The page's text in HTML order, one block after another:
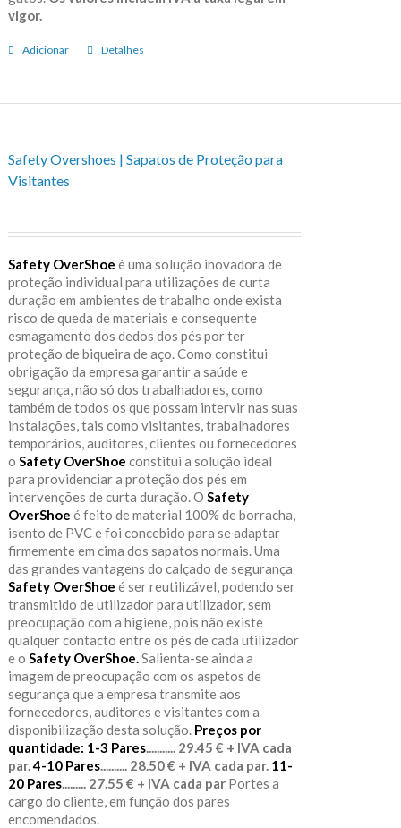
vigor.
Adicionar Detalhes
Safety Overshoes | Sapatos de Proteção para
Visitantes
Safety OverShoe é uma solução inovadora de
proteção individual para utilizações de curta
duração em ambientes de trabalho onde exista
risco de queda de materiais e consequente
esmagamento dos dedos dos pés por ter
proteção de biqueira de aço. Como constitui
obrigação da empresa garantir a saúde e
segurança, não só dos trabalhadores, como
também de todos os que possam intervir nas suas
instalações, tais como visitantes, trabalhadores
temporários, auditores, clientes ou fornecedores
o Safety OverShoe constitui a solução ideal
para providenciar a proteção dos pés em
intervenções de curta duração. O Safety
OverShoe é feito de material 100% de borracha,
isento de PVC e foi concebido para se adaptar
firmemente em cima dos sapatos normais. Uma
das grandes vantagens do calçado de segurança
Safety OverShoe é ser reutilizável, podendo ser
transmitido de utilizador para utilizador, sem
preocupação com a higiene, pois não existe
qualquer contacto entre os pés de cada utilizador
e o Safety OverShoe. Salienta-se ainda a
imagem de preocupação com os aspetos de
segurança que a empresa transmite aos
fornecedores, auditores e visitantes com a
disponibilização desta solução. Preços por
quantidade: 1-3 Pares........... 29.45 € + IVA cada
par. 4-10 Pares.......... 28.50 € + IVA cada par. 11-
20 Pares......... 27.55 € + IVA cada parPortes a
cargo do cliente, em função dos pares
encomendados.